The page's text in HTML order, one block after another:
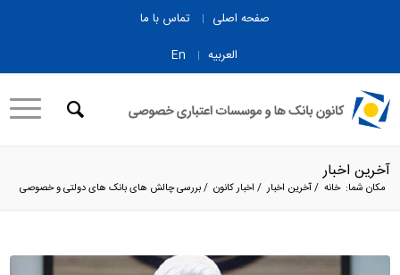
صفحه اصلی
تماس با ما
العربیه
En
آخرین اخبار
مکان شما: خانه /آخرین اخبار / اخبار کانون /بررسی چالش های بانک های دولتی و خصوصی